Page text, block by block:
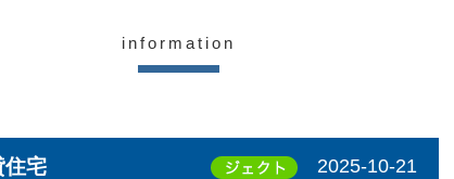
information
住宅 2025-10-21